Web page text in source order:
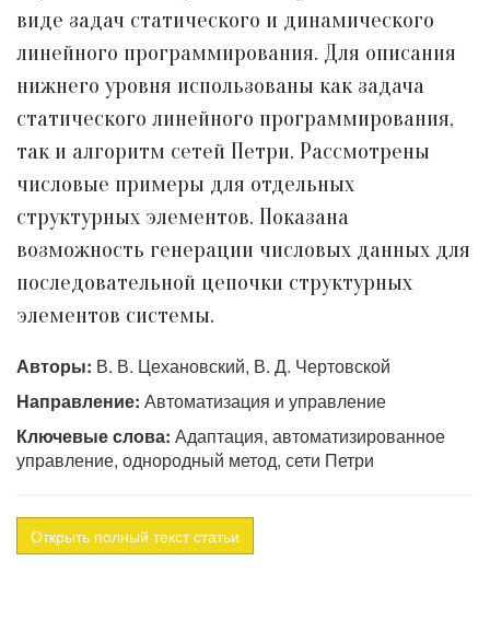
виде задач статического и динамического
линейного программирования. Для описания
нижнего уровня использованы как задача
статического линейного программирования,
так и алгоритм сетей Петри. Рассмотрены
числовые примеры для отдельных
структурных элементов. Показана
возможность генерации числовых данных для
последовательной цепочки структурных
элементов системы.
Авторы: В. В. Цехановский, В. Д. Чертовской
Направление: Автоматизация и управление
Ключевые слова: Адаптация, автоматизированное
управление, однородный метод, сети Петри
Открыть полный текст статьи